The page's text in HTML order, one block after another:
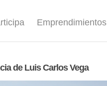
Emprendimientos
de Luis Carlos Vega